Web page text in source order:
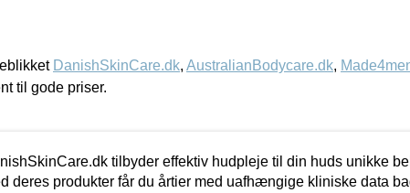
DanishSkinCare.dk, AustralianBodycare.dk,
til gode priser.
tilbyder effektiv hudpleje til din huds unikke
deres produkter får du årtier med uafhængige kliniske data